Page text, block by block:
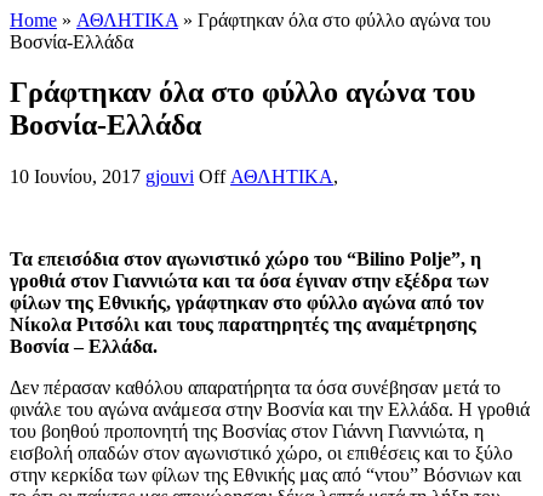
Home » ΑΘΛΗΤΙΚΑ » Γράφτηκαν όλα στο φύλλο αγώνα του
Βοσνία-Ελλάδα
Γράφτηκαν όλα στο φύλλο αγώνα του
Βοσνία-Ελλάδα
10 Ιουνίου, 2017 gjouvi Off ΑΘΛΗΤΙΚΑ,
Τα επεισόδια στον αγωνιστικό χώρο του “Bilino Polje”, η
γροθιά στον Γιαννιώτα και τα όσα έγιναν στην εξέδρα των
φίλων της Εθνικής, γράφτηκαν στο φύλλο αγώνα από τον
Νίκολα Ριτσόλι και τους παρατηρητές της αναμέτρησης
Βοσνία – Ελλάδα.
Δεν πέρασαν καθόλου απαρατήρητα τα όσα συνέβησαν μετά το
φινάλε του αγώνα ανάμεσα στην Βοσνία και την Ελλάδα. Η γροθιά
του βοηθού προπονητή της Βοσνίας στον Γιάννη Γιαννιώτα, η
εισβολή οπαδών στον αγωνιστικό χώρο, οι επιθέσεις και το ξύλο
στην κερκίδα των φίλων της Εθνικής μας από “ντου” Βόσνιων και